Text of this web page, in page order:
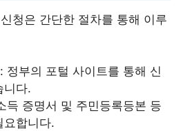
청은 간단한 절차를 통해 이루
: 정부의 포털 사이트를 통해 신
니다.
득 증명서 및 주민등록등본 등
요합니다.